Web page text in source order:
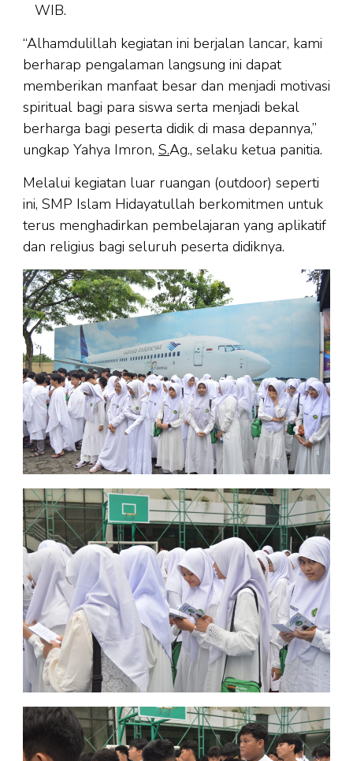
WIB.
“Alhamdulillah kegiatan ini berjalan lancar, kami
berharap pengalaman langsung ini dapat
memberikan manfaat besar dan menjadi motivasi
spiritual bagi para siswa serta menjadi bekal
berharga bagi peserta didik di masa depannya,”
ungkap Yahya Imron, S.Ag., selaku ketua panitia.
Melalui kegiatan luar ruangan (outdoor) seperti
ini, SMP Islam Hidayatullah berkomitmen untuk
terus menghadirkan pembelajaran yang aplikatif
dan religius bagi seluruh peserta didiknya.